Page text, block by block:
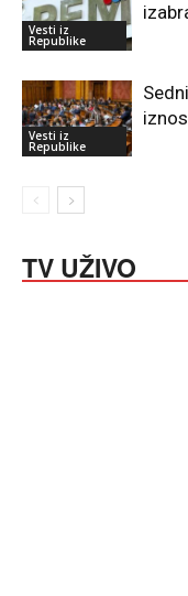
Vesti iz
Republike
Vesti iz
Republike
TV UŽIVO